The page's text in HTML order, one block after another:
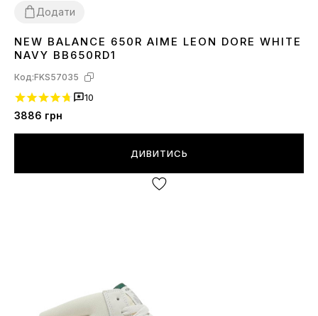
Додати
4041 42
NEW BALANCE 650R AIME LEON DORE WHITE
NAVY BB650RD1
Код:FKS57035
10
3886 грн
ДИВИТИСЬ